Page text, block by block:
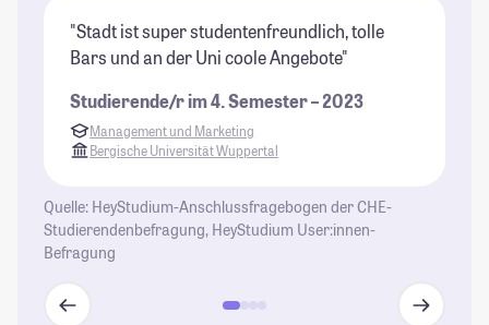
"Stadt ist super studentenfreundlich, tolle
Bars und an der Uni coole Angebote"
Studierende/r im 4. Semester – 2023
Management und Marketing
Bergische Universität Wuppertal
Quelle: HeyStudium-Anschlussfragebogen der CHE-
Studierendenbefragung, HeyStudium User:innen-
Befragung